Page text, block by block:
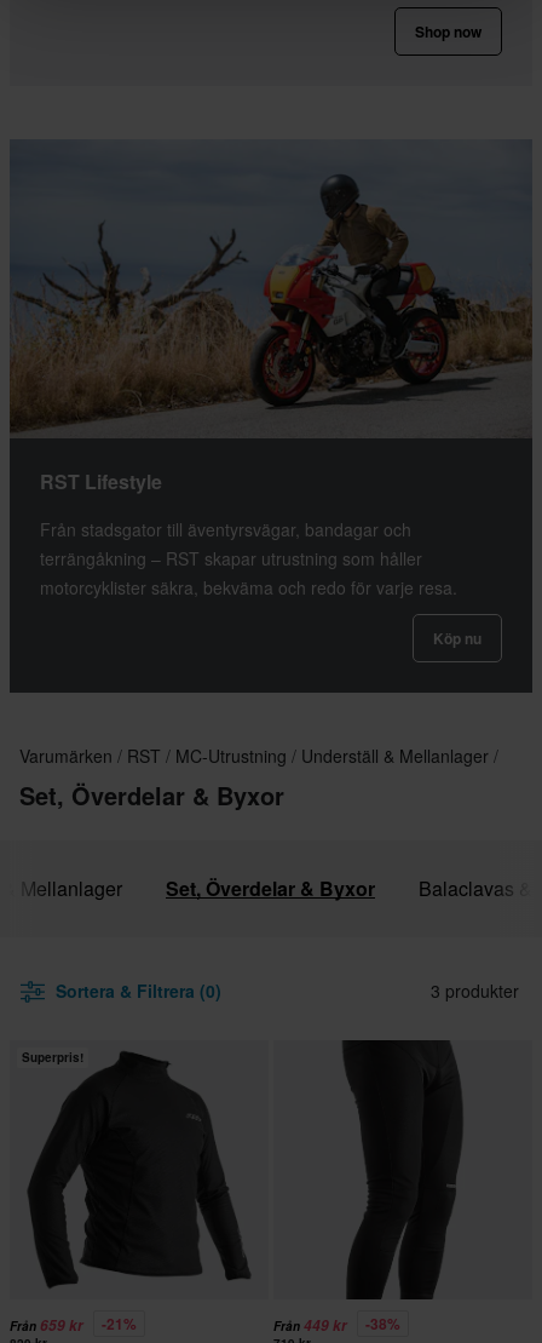
Shop now
RST Lifestyle
Från stadsgator till äventyrsvägar, bandagar och
terrängåkning – RST skapar utrustning som håller
motorcyklister säkra, bekväma och redo för varje resa.
Köp nu
Varumärken RST MC-Utrustning Underställ & Mellanlager
Set, Överdelar & Byxor
Mellanlager Set, Överdelar & Byxor Balaclavas &
Sortera & Filtrera (0) 3 produkter
Superpris!
Från 659 kr -21% Från 449 kr -38%